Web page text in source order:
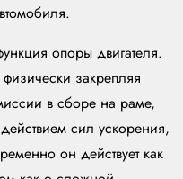
опоры двигателя.
закрепляя
в сборе на раме,
сил ускорения,
он действует как